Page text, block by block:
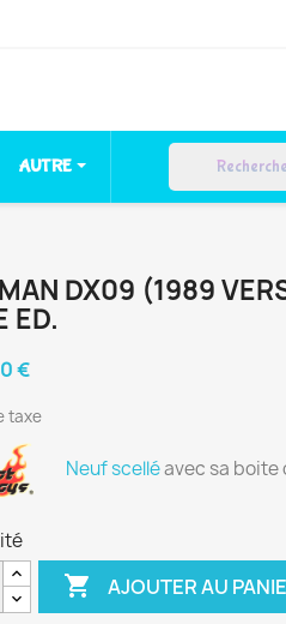
AUTRE
DX09 (1989
ED.
€
taxe
Neuf scelléavec sa boite
 AJOUTER AU